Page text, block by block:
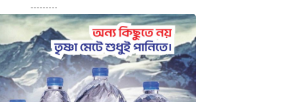
---------